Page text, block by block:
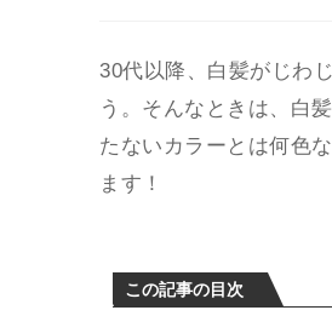
30代以降、白髪がじわ
う。そんなときは、白
たないカラーとは何色
ます！
この記事の目次